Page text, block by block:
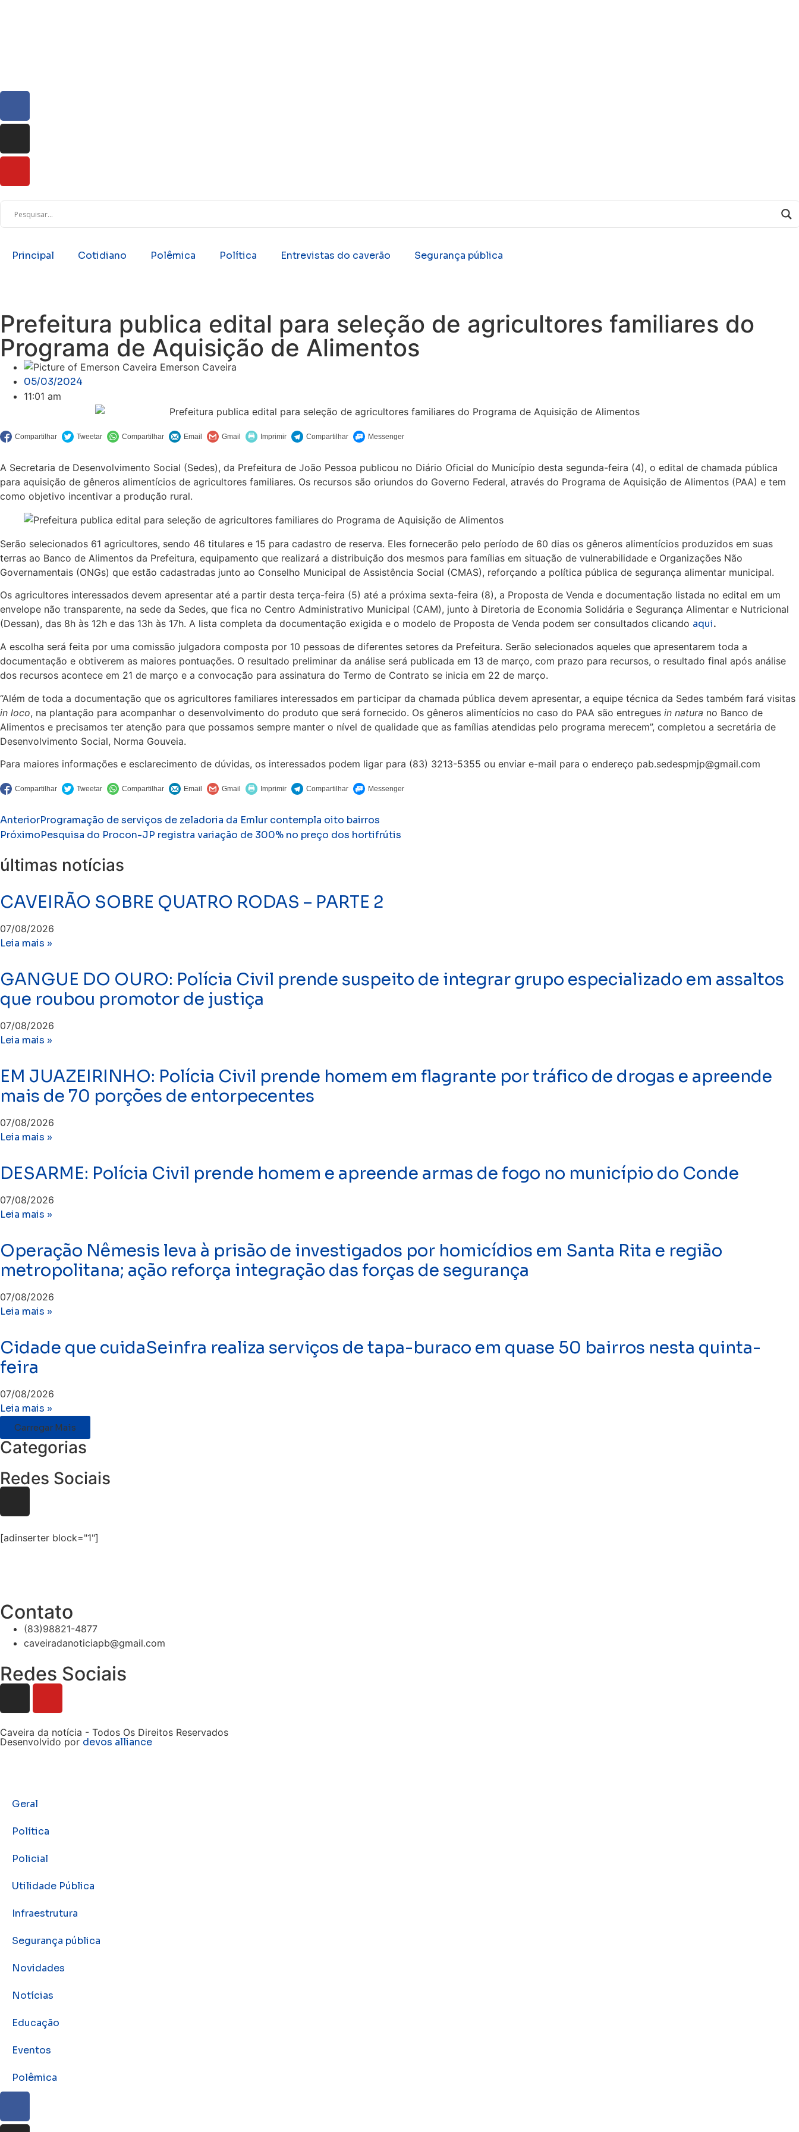
Principal Cotidiano Polêmica Política Entrevistas do caverão Segurança pública
Prefeitura publica edital para seleção de agricultores familiares do
Programa de Aquisição de Alimentos
Emerson Caveira
05/03/2024
11:01 am
A Secretaria de Desenvolvimento Social (Sedes), da Prefeitura de João Pessoa publicou no Diário Oficial do Município desta segunda-feira (4), o edital de chamada pública
para aquisição de gêneros alimentícios de agricultores familiares. Os recursos são oriundos do Governo Federal, através do Programa de Aquisição de Alimentos (PAA) e tem
como objetivo incentivar a produção rural.
Serão selecionados 61 agricultores, sendo 46 titulares e 15 para cadastro de reserva. Eles fornecerão pelo período de 60 dias os gêneros alimentícios produzidos em suas
terras ao Banco de Alimentos da Prefeitura, equipamento que realizará a distribuição dos mesmos para famílias em situação de vulnerabilidade e Organizações Não
Governamentais (ONGs) que estão cadastradas junto ao Conselho Municipal de Assistência Social (CMAS), reforçando a política pública de segurança alimentar municipal.
Os agricultores interessados devem apresentar até a partir desta terça-feira (5) até a próxima sexta-feira (8), a Proposta de Venda e documentação listada no edital em um
envelope não transparente, na sede da Sedes, que fica no Centro Administrativo Municipal (CAM), junto à Diretoria de Economia Solidária e Segurança Alimentar e Nutricional
(Dessan), das 8h às 12h e das 13h às 17h. A lista completa da documentação exigida e o modelo de Proposta de Venda podem ser consultados clicando aqui.
A escolha será feita por uma comissão julgadora composta por 10 pessoas de diferentes setores da Prefeitura. Serão selecionados aqueles que apresentarem toda a
documentação e obtiverem as maiores pontuações. O resultado preliminar da análise será publicada em 13 de março, com prazo para recursos, o resultado final após análise
dos recursos acontece em 21 de março e a convocação para assinatura do Termo de Contrato se inicia em 22 de março.
“Além de toda a documentação que os agricultores familiares interessados em participar da chamada pública devem apresentar, a equipe técnica da Sedes também fará visitas
in loco, na plantação para acompanhar o desenvolvimento do produto que será fornecido. Os gêneros alimentícios no caso do PAA são entregues in natura no Banco de
Alimentos e precisamos ter atenção para que possamos sempre manter o nível de qualidade que as famílias atendidas pelo programa merecem”, completou a secretária de
Desenvolvimento Social, Norma Gouveia.
Para maiores informações e esclarecimento de dúvidas, os interessados podem ligar para (83) 3213-5355 ou enviar e-mail para o endereço pab.sedespmjp@gmail.com
AnteriorProgramação de serviços de zeladoria da Emlur contempla oito bairros
PróximoPesquisa do Procon-JP registra variação de 300% no preço dos hortifrútis
últimas notícias
CAVEIRÃO SOBRE QUATRO RODAS – PARTE 2
07/08/2026
Leia mais »
GANGUE DO OURO: Polícia Civil prende suspeito de integrar grupo especializado em assaltos
que roubou promotor de justiça
07/08/2026
Leia mais »
EM JUAZEIRINHO: Polícia Civil prende homem em flagrante por tráfico de drogas e apreende
mais de 70 porções de entorpecentes
07/08/2026
Leia mais »
DESARME: Polícia Civil prende homem e apreende armas de fogo no município do Conde
07/08/2026
Leia mais »
Operação Nêmesis leva à prisão de investigados por homicídios em Santa Rita e região
metropolitana; ação reforça integração das forças de segurança
07/08/2026
Leia mais »
Cidade que cuidaSeinfra realiza serviços de tapa-buraco em quase 50 bairros nesta quinta-
feira
07/08/2026
Leia mais »
Carregar Mais
Categorias
Redes Sociais
[adinserter block="1"]
Contato
(83)98821-4877
caveiradanoticiapb@gmail.com
Redes Sociais
Caveira da notícia - Todos Os Direitos Reservados
Desenvolvido por devos alliance
Geral
Política
Policial
Utilidade Pública
Infraestrutura
Segurança pública
Novidades
Notícias
Educação
Eventos
Polêmica